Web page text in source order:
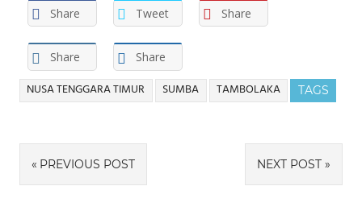
Share Tweet Share
Share Share
TAGS
NUSA TENGGARA TIMUR SUMBA TAMBOLAKA
Navigasi
pos
PREVIOUS POST NEXT POST